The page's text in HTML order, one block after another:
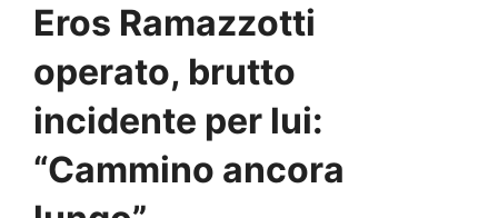
Eros Ramazzotti
operato, brutto
incidente per lui:
“Cammino ancora